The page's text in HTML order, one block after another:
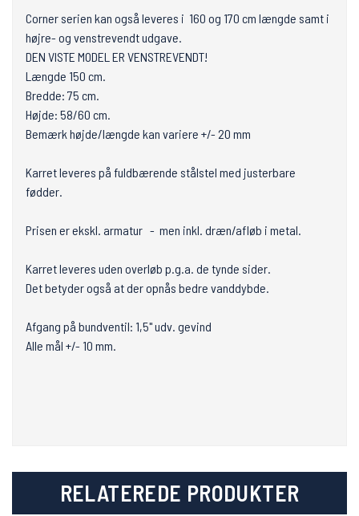
Corner serien kan også leveres i 160 og 170 cm længde samt i
højre- og venstrevendt udgave.
DEN VISTE MODEL ER VENSTREVENDT!
Længde 150 cm.
Bredde: 75 cm.
Højde: 58/60 cm.
Bemærk højde/længde kan variere +/- 20 mm
Karret leveres på fuldbærende stålstel med justerbare
fødder.
Prisen er ekskl. armatur - men inkl. dræn/afløb i metal.
Karret leveres uden overløb p.g.a. de tynde sider.
Det betyder også at der opnås bedre vanddybde.
Afgang på bundventil: 1,5" udv. gevind
Alle mål +/- 10 mm.
RELATEREDE PRODUKTER